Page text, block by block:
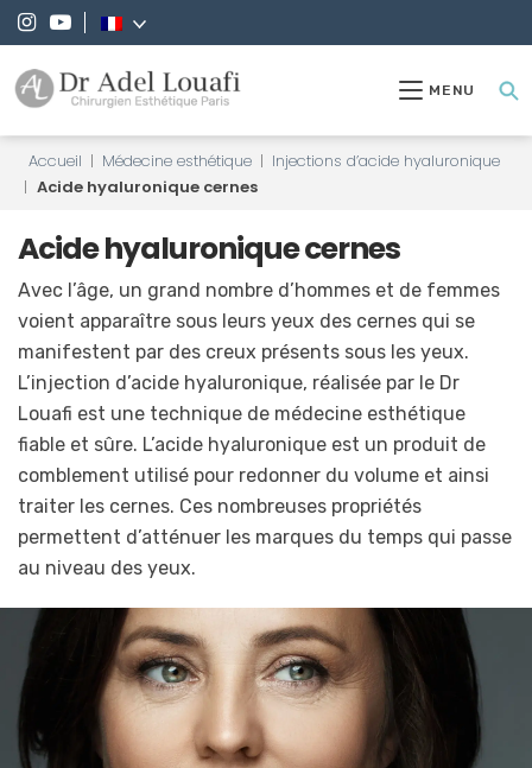
MENU
Accueil | Médecine esthétique | Injections d’acide hyaluronique
| Acide hyaluronique cernes
Acide hyaluronique cernes
Avec l’âge, un grand nombre d’hommes et de femmes
voient apparaître sous leurs yeux des cernes qui se
manifestent par des creux présents sous les yeux.
L’injection d’acide hyaluronique, réalisée par le Dr
Louafi est une technique de médecine esthétique
fiable et sûre. L’acide hyaluronique est un produit de
comblement utilisé pour redonner du volume et ainsi
traiter les cernes. Ces nombreuses propriétés
permettent d’atténuer les marques du temps qui passe
au niveau des yeux.